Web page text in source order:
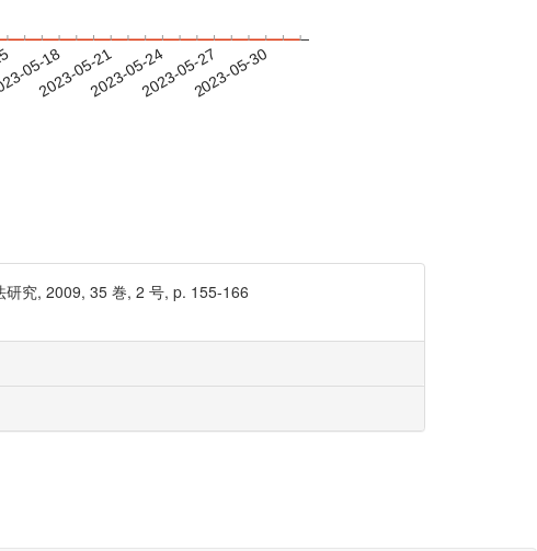
05-18
2023-05-212023-05-242023-05-272023-05-30
研究, 2009, 35 巻, 2 号, p. 155-166